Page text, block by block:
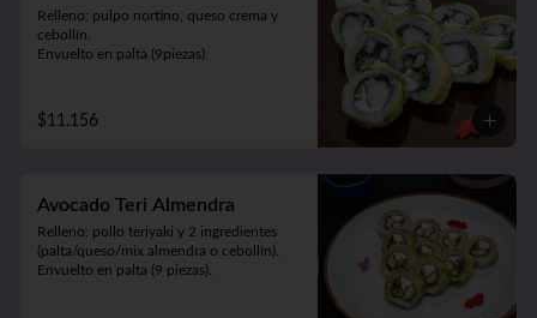
Relleno: pulpo nortino, queso crema y
cebollín.
Envuelto en palta (9piezas).
$11.156
Avocado Teri Almendra
Relleno: pollo teriyaki y 2 ingredientes
(palta/queso/mix almendra o cebollín).
Envuelto en palta (9 piezas).